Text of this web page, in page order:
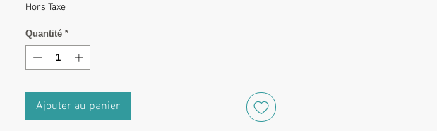
Hors Taxe
Quantité *
Ajouter au panier